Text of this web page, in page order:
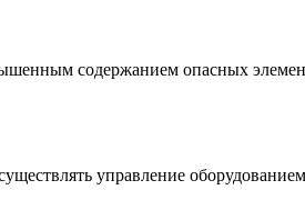
содержанием опасных
управление